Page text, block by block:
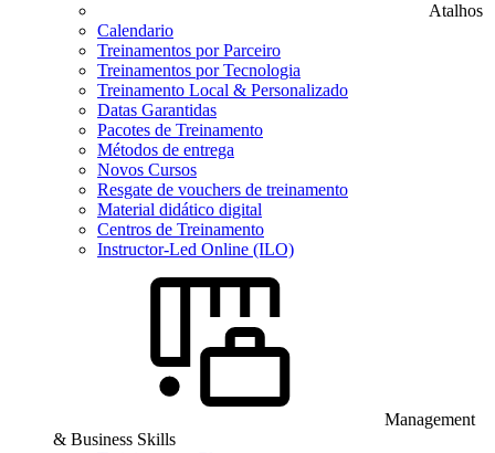
Atalhos
Calendario
Treinamentos por Parceiro
Treinamentos por Tecnologia
Treinamento Local & Personalizado
Datas Garantidas
Pacotes de Treinamento
Métodos de entrega
Novos Cursos
Resgate de vouchers de treinamento
Material didático digital
Centros de Treinamento
Instructor-Led Online (ILO)
Management
& Business Skills